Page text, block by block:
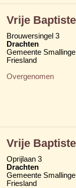
Vrije
Brouwersingel 3
Drachten
Gemeente
Friesland
Overgenomen
Vrije
Oprijlaan 3
Drachten
Gemeente
Friesland